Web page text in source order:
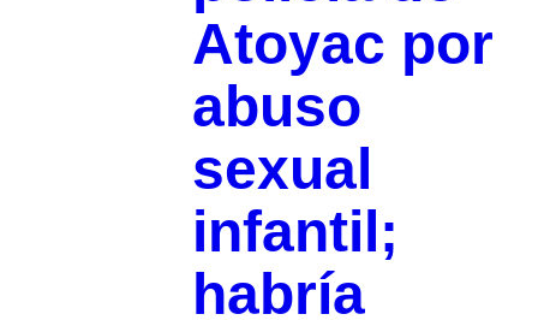
Atoyac por
abuso
sexual
infantil;
habría